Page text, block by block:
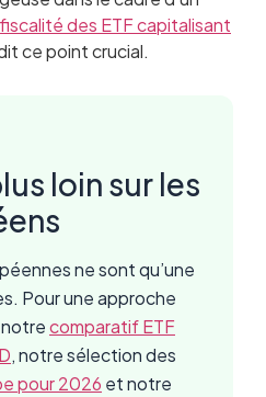
fiscalité des ETF capitalisant
ce point crucial.
loin sur les
ne sont qu’une
Pour une approche
comparatif ETF
, notre sélection des
pour 2026 et notre